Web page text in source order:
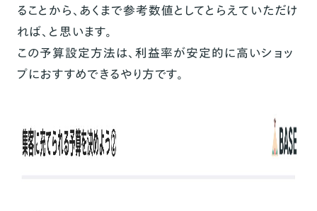
ることから、あくまで参考数値としてとらえていただけ
れば、と思います。
この予算設定方法は、利益率が安定的に高いショッ
プにおすすめできるやり方です。